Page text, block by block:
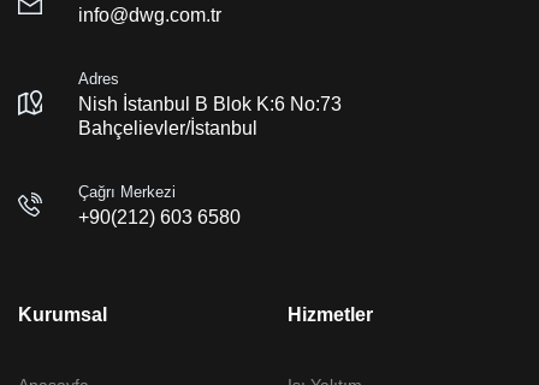
info@dwg.com.tr
Adres
Nish İstanbul B Blok K:6 No:73
Bahçelievler/İstanbul
Çağrı Merkezi
+90(212) 603 6580
Kurumsal Hizmetler